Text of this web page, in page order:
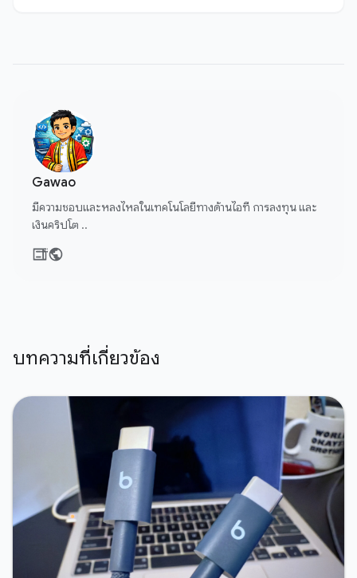
Gawao
มีความชอบและหลงไหลในเทคโนโลยีทางด้านไอที การลงทุน และ
เงินคริปโต ..
บทความที่เกี่ยวข้อง